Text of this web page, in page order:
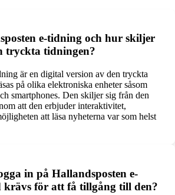
e-tidning och hur skiljer
tryckta tidningen?
är en digital version av den tryckta
på olika elektroniska enheter såsom
smartphones. Den skiljer sig från den
att den erbjuder interaktivitet,
att läsa nyheterna var som helst
in på Hallandsposten e-
krävs för att få tillgång till den?